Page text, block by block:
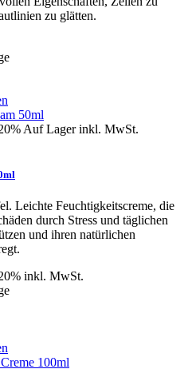
zu glätten.
Auf Lagerinkl. MwSt.
Leichte Feuchtigkeitscreme, die
durch Stress und täglichen
und ihren natürlichen
inkl. MwSt.